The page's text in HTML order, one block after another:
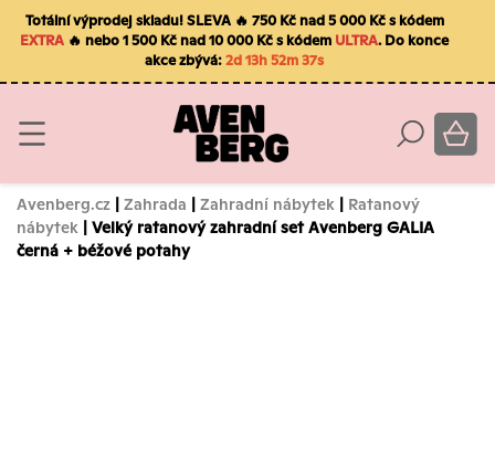
Totální výprodej skladu! SLEVA 🔥 750 Kč nad 5 000 Kč s kódem
EXTRA 🔥 nebo 1 500 Kč nad 10 000 Kč s kódem ULTRA. Do konce
akce zbývá:2d 13h 52m 37s
Avenberg.cz | Zahrada | Zahradní nábytek | Ratanový
nábytek | Velký ratanový zahradní set Avenberg GALIA
černá + béžové potahy